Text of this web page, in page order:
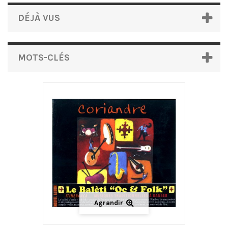
DÉJÀ VUS
MOTS-CLÉS
Agrandir